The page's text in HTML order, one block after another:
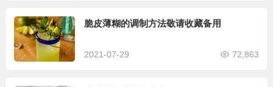
脆皮薄糊的调制方法敬请收藏备用
2021-07-29 72,863